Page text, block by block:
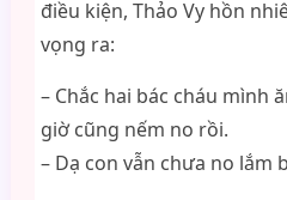
điều kiện, Thảo Vy hồn
vọng ra:
– Chắc hai bác cháu mình
giờ cũng nếm no rồi.
– Dạ con vẫn chưa no lắm